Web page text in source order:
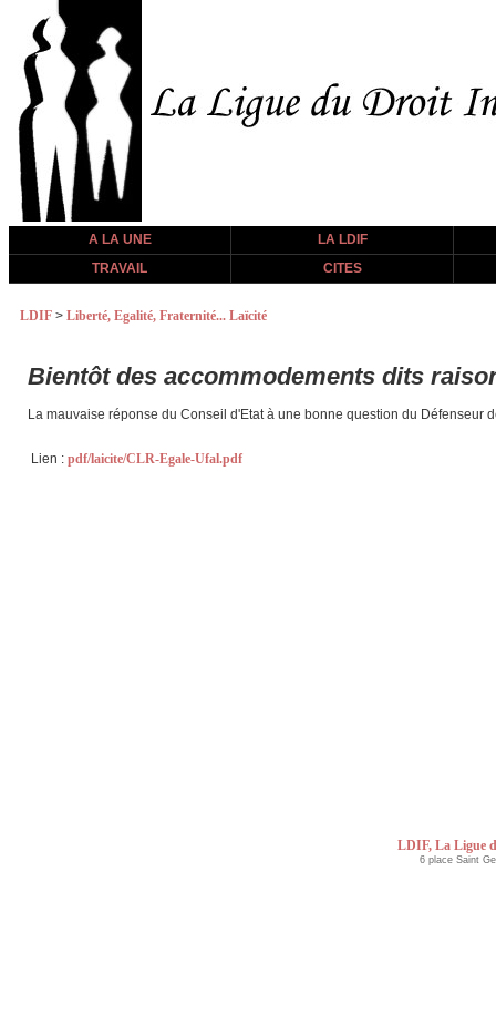
A LA UNE
LA LDIF
TRAVAIL
CITES
LDIF > Liberté, Egalité, Fraternité... Laïcité
Bientôt des accommodements dits
La mauvaise réponse du Conseil d'Etat à une bonne question du
Lien : pdf/laicite/CLR-Egale-Ufal.pdf
LDIF, La Ligue
6 place Saint